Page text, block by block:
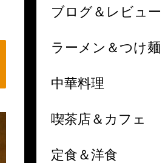
ブログ＆レビュー
ラーメン＆つけ麺
中華料理
喫茶店＆カフェ
定食＆洋食